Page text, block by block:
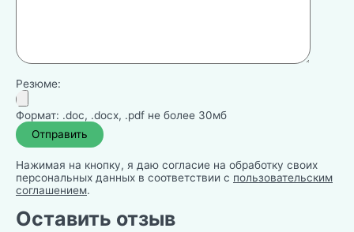
Резюме:
Формат: .doc, .docx, .pdf не более 30мб
Нажимая на кнопку, я даю согласие на обработку своих
персональных данных в соответствии с пользовательским
соглашением.
Оставить отзыв